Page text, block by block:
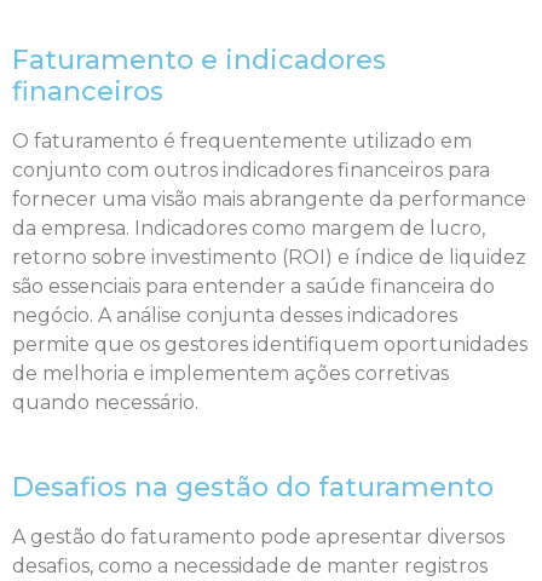
Faturamento e indicadores
financeiros
O faturamento é frequentemente utilizado em
conjunto com outros indicadores financeiros para
fornecer uma visão mais abrangente da performance
da empresa. Indicadores como margem de lucro,
retorno sobre investimento (ROI) e índice de liquidez
são essenciais para entender a saúde financeira do
negócio. A análise conjunta desses indicadores
permite que os gestores identifiquem oportunidades
de melhoria e implementem ações corretivas
quando necessário.
Desafios na gestão do faturamento
A gestão do faturamento pode apresentar diversos
desafios, como a necessidade de manter registros